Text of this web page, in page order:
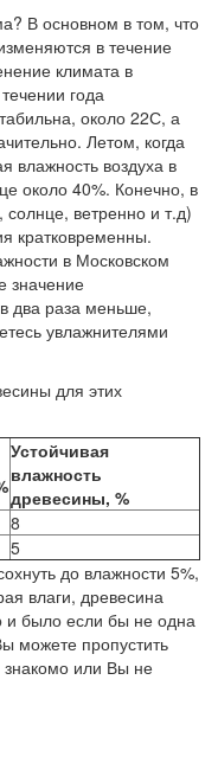
В основном в том, что
в течение
климата в
года
около 22С, а
Летом, когда
влажность воздуха в
около 40%. Конечно, в
ветренно и т.д)
кратковременны.
в Московском
значение
два раза меньше,
увлажнителями
для этих
Устойчивая
влажность
древесины, %
8
5
до влажности 5%,
влаги, древесина
было если бы не одна
можете пропустить
или Вы не